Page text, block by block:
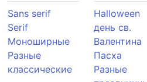
Sans serif
Serif
Моноширные
Разные
классические
Halloween
день св.
Валентина
Пасха
Разные